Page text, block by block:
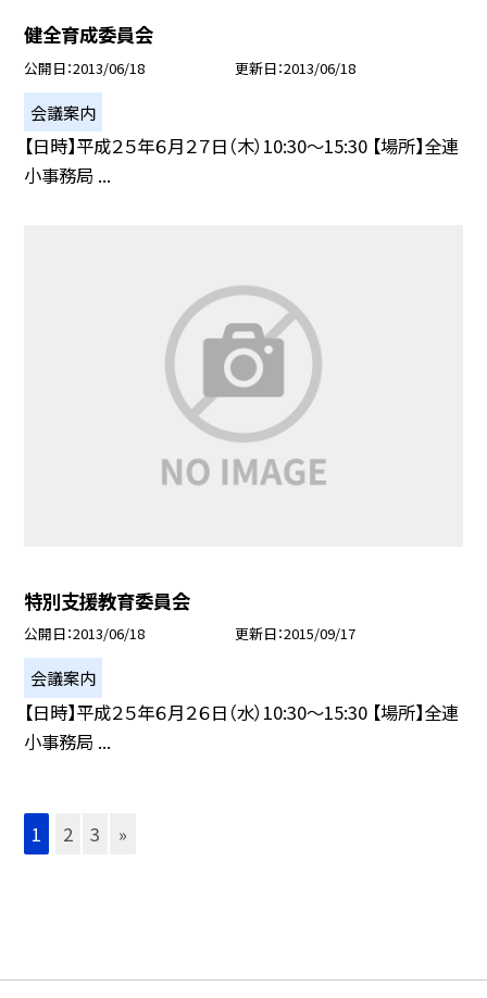
健全育成委員会
公開日 2013/06/18 更新日 2013/06/18
会議案内
【日時】平成２５年６月２７日（木）10:30〜15:30 【場所】全連
小事務局 ...
特別支援教育委員会
公開日 2013/06/18 更新日 2015/09/17
会議案内
【日時】平成２５年６月２６日（水）10:30〜15:30 【場所】全連
小事務局 ...
1 2 3 »